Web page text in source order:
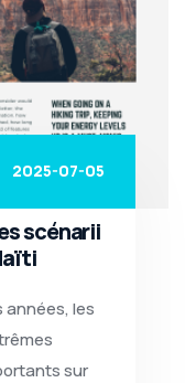
2025-07-05
scénarii
années, les
sur